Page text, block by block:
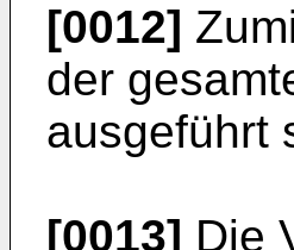
[0012]
der
ausgeführt
[0013] Die